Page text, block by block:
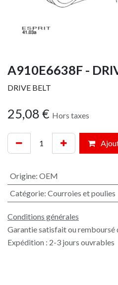
A910E6638F -
DRIVE BELT
25,08 € Hors taxes
Origine: OEM
Catégorie: Courroies et poulies
Conditions générales
Garantie satisfait ou remboursé
Expédition : 2-3 jours ouvrables